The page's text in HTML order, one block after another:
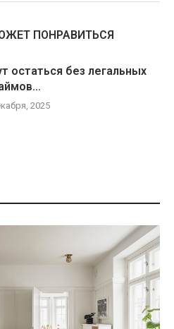
ПОНРАВИТЬСЯ
остаться без легальных
2025